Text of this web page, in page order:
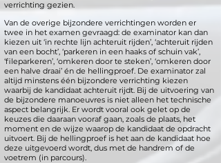
verrichting gezien.
Van de overige bijzondere verrichtingen worden er
twee in het examen gevraagd: de examinator kan dan
kiezen uit ‘in rechte lijn achteruit rijden’, ‘achteruit rijden
van een bocht’, ‘parkeren in een haaks of schuin vak’,
‘fileparkeren’, ‘omkeren door te steken’, ‘omkeren door
een halve draai’ én de hellingproef. De examinator zal
altijd minstens één bijzondere verrichting kiezen
waarbij de kandidaat achteruit rijdt. Bij de uitvoering van
de bijzondere manoeuvres is niet alleen het technische
aspect belangrijk. Er wordt vooral ook gelet op de
keuzes die daaraan vooraf gaan, zoals de plaats, het
moment en de wijze waarop de kandidaat de opdracht
uitvoert. Bij de hellingproef is het aan de kandidaat hoe
deze uitgevoerd wordt, dus met de handrem of de
voetrem (in parcours).